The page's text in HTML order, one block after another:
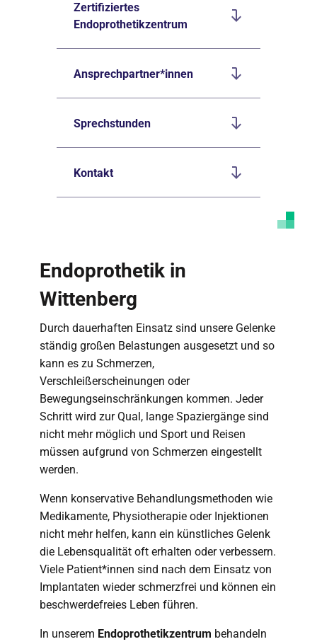
Zertifiziertes
Endoprothetikzentrum
Ansprechpartner*innen
Sprechstunden
Kontakt
Endoprothetik in
Wittenberg
Durch dauerhaften Einsatz sind unsere Gelenke
ständig großen Belastungen ausgesetzt und so
kann es zu Schmerzen,
Verschleißerscheinungen oder
Bewegungseinschränkungen kommen. Jeder
Schritt wird zur Qual, lange Spaziergänge sind
nicht mehr möglich und Sport und Reisen
müssen aufgrund von Schmerzen eingestellt
werden.
Wenn konservative Behandlungsmethoden wie
Medikamente, Physiotherapie oder Injektionen
nicht mehr helfen, kann ein künstliches Gelenk
die Lebensqualität oft erhalten oder verbessern.
Viele Patient*innen sind nach dem Einsatz von
Implantaten wieder schmerzfrei und können ein
beschwerdefreies Leben führen.
In unserem Endoprothetikzentrum behandeln